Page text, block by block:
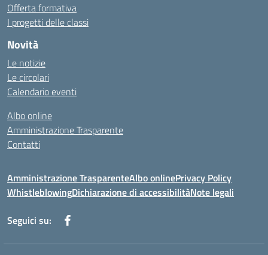
Offerta formativa
I progetti delle classi
Novità
Le notizie
Le circolari
Calendario eventi
Albo online
Amministrazione Trasparente
Contatti
Amministrazione TrasparenteAlbo onlinePrivacy Policy
WhistleblowingDichiarazione di accessibilitàNote legali
Seguici su: